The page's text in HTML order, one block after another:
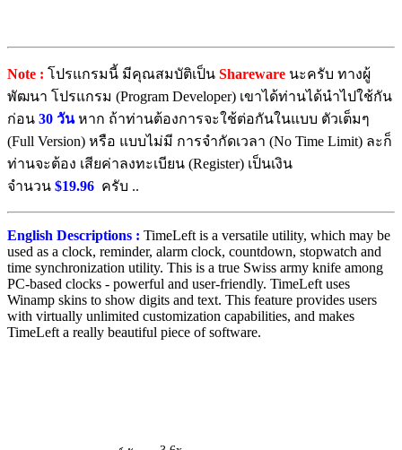
Note : โปรแกรมนี้ มีคุณสมบัติเป็น Shareware นะครับ ทางผู้
พัฒนา โปรแกรม (Program Developer) เขาได้ท่านได้นำไปใช้กัน
ก่อน 30 วันหาก ถ้าท่านต้องการจะใช้ต่อกันในแบบ ตัวเต็มๆ
(Full Version) หรือ แบบไม่มี การจำกัดเวลา (No Time Limit) ละก็
ท่านจะต้อง เสียค่าลงทะเบียน (Register) เป็นเงิน
จำนวน $19.96 ครับ ..
English Descriptions : TimeLeft is a versatile utility, which may be
used as a clock, reminder, alarm clock, countdown, stopwatch and
time synchronization utility. This is a true Swiss army knife among
PC-based clocks - powerful and user-friendly. TimeLeft uses
Winamp skins to show digits and text. This feature provides users
with virtually unlimited customization capabilities, and makes
TimeLeft a really beautiful piece of software.